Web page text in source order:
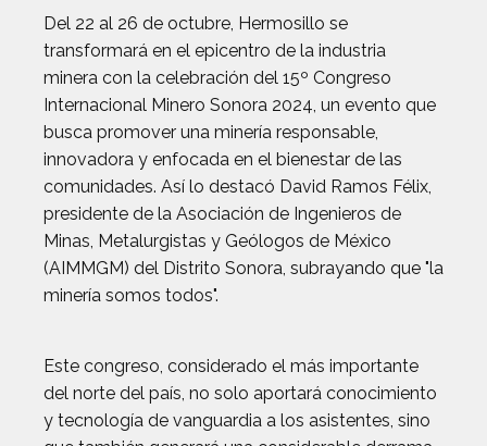
Del 22 al 26 de octubre, Hermosillo se
transformará en el epicentro de la industria
minera con la celebración del 15º Congreso
Internacional Minero Sonora 2024, un evento que
busca promover una minería responsable,
innovadora y enfocada en el bienestar de las
comunidades. Así lo destacó David Ramos Félix,
presidente de la Asociación de Ingenieros de
Minas, Metalurgistas y Geólogos de México
(AIMMGM) del Distrito Sonora, subrayando que "la
minería somos todos".
Este congreso, considerado el más importante
del norte del país, no solo aportará conocimiento
y tecnología de vanguardia a los asistentes, sino